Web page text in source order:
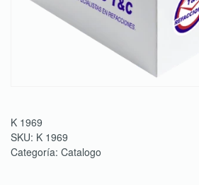
K 1969
SKU: K 1969
Categoría: Catalogo